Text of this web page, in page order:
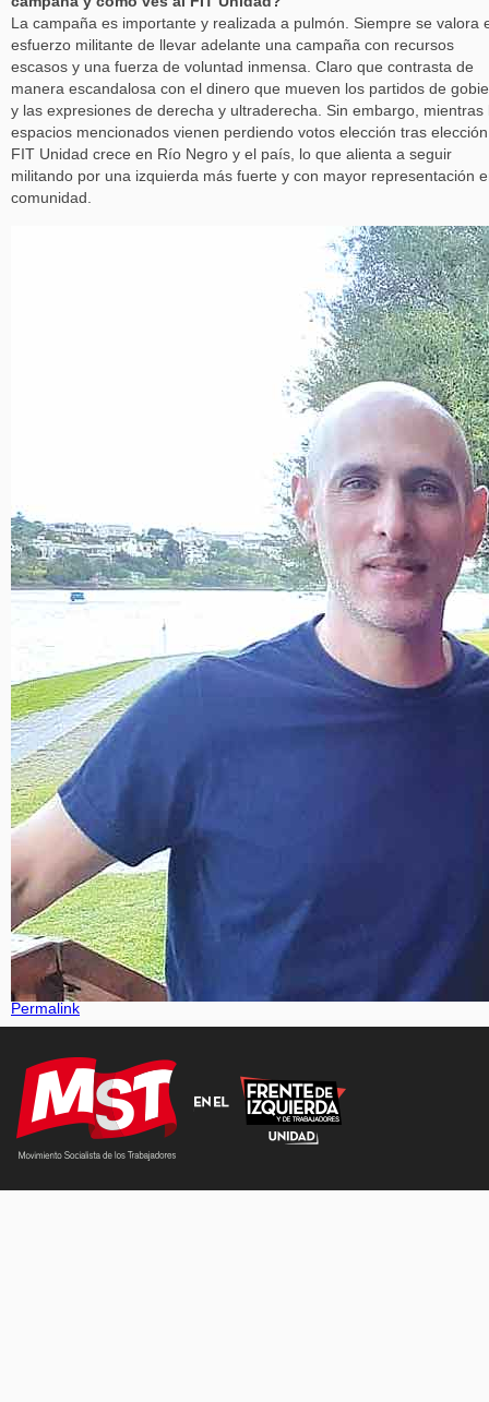
La campaña es importante y realizada a pulmón. Siempre se valora
esfuerzo militante de llevar adelante una campaña con recursos
escasos y una fuerza de voluntad inmensa. Claro que contrasta de
manera escandalosa con el dinero que mueven los partidos de
y las expresiones de derecha y ultraderecha. Sin embargo, mientras
espacios mencionados vienen perdiendo votos elección tras
FIT Unidad crece en Río Negro y el país, lo que alienta a seguir
militando por una izquierda más fuerte y con mayor representación
comunidad.
Permalink